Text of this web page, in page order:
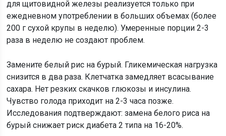
для щитовидной железы реализуется только при
ежедневном употреблении в больших объемах (более
200 г сухой крупы в неделю). Умеренные порции 2-3
раза в неделю не создают проблем.
Замените белый рис на бурый. Гликемическая нагрузка
снизится в два раза. Клетчатка замедляет всасывание
сахара. Нет резких скачков глюкозы и инсулина.
Чувство голода приходит на 2-3 часа позже.
Исследования подтверждают: замена белого риса на
бурый снижает риск диабета 2 типа на 16-20%.